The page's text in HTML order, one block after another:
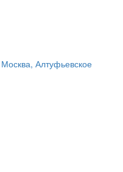
Москва, Алтуфьевское